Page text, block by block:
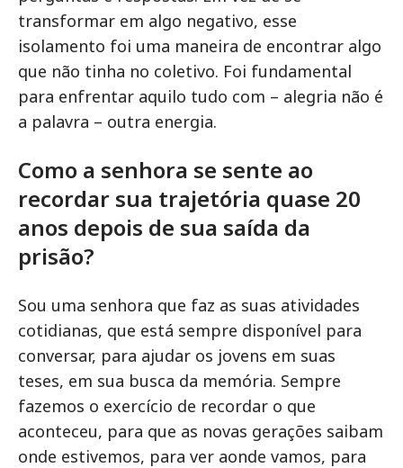
transformar em algo negativo, esse
isolamento foi uma maneira de encontrar algo
que não tinha no coletivo. Foi fundamental
para enfrentar aquilo tudo com – alegria não é
a palavra – outra energia.
Como a senhora se sente ao
recordar sua trajetória quase 20
anos depois de sua saída da
prisão?
Sou uma senhora que faz as suas atividades
cotidianas, que está sempre disponível para
conversar, para ajudar os jovens em suas
teses, em sua busca da memória. Sempre
fazemos o exercício de recordar o que
aconteceu, para que as novas gerações saibam
onde estivemos, para ver aonde vamos, para